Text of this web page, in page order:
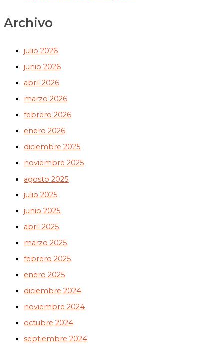
Archivo
julio 2026
junio 2026
abril 2026
marzo 2026
febrero 2026
enero 2026
diciembre 2025
noviembre 2025
agosto 2025
julio 2025
junio 2025
abril 2025
marzo 2025
febrero 2025
enero 2025
diciembre 2024
noviembre 2024
octubre 2024
septiembre 2024